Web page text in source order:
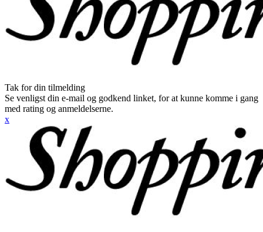
Tak for din tilmelding
Se venligst din e-mail og godkend linket, for at kunne komme i gang
med rating og anmeldelserne.
x